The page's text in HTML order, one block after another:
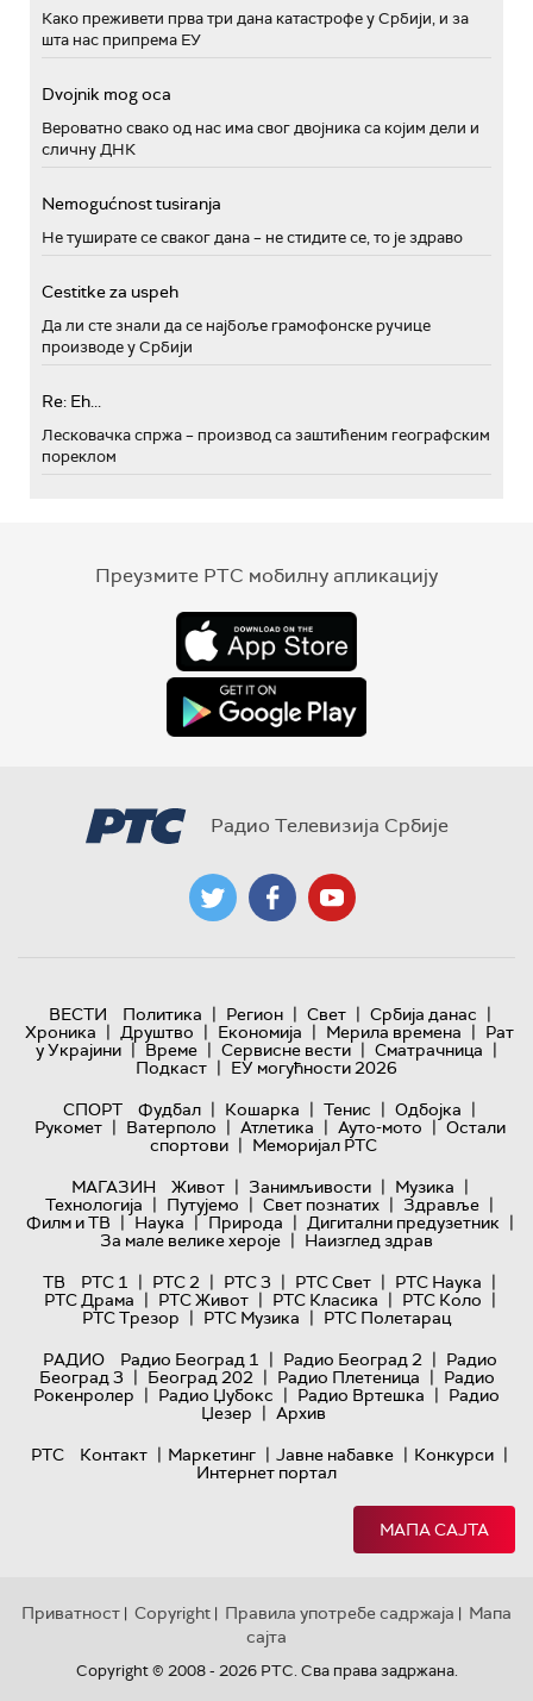
Како преживети прва три дана катастрофе у Србији, и за
шта нас припрема ЕУ
Dvojnik mog oca
Вероватно свако од нас има свог двојника са којим дели и
сличну ДНК
Nemogućnost tusiranja
Не туширате се сваког дана – не стидите се, то је здраво
Cestitke za uspeh
Да ли сте знали да се најбоље грамофонске ручице
производе у Србији
Re: Eh...
Лесковачка спржа – производ са заштићеним географским
пореклом
Преузмите РТС мобилну апликацију
Радио Телевизија Србије
ВЕСТИ Политика | Регион | Свет | Србија данас |
Хроника | Друштво | Економија | Мерила времена | Рат
у Украјини | Време | Сервисне вести | Сматрачница |
Подкаст | ЕУ могућности 2026
СПОРТ
Фудбал | Кошарка | Тенис | Одбојка |
Рукомет | Ватерполо | Атлетика | Ауто-мото | Остали
спортови | Меморијал РТС
МАГАЗИН
Живот | Занимљивости | Музика |
Технологијa | Путујемо | Свет познатих | Здравље |
Филм и ТВ | Наука | Природа | Дигитални предузетник |
За мале велике хероје | Наизглед здрав
ТВ
РТС 1 | РТС 2 | РТС 3 | РТС Свет | РТС Наука |
РТС Драма | РТС Живот | РТС Класика | РТС Коло |
РТС Трезор | РТС Музика | РТС Полетарац
РАДИО
Радио Београд 1 | Радио Београд 2 | Радио
Београд 3 | Београд 202 | Радио Плетеница | Радио
Рокенролер | Радио Џубокс | Радио Вртешка | Радио
Џезер | Архив
РТС
Контакт | Маркетинг | Јавне набавке | Конкурси |
Интернет портал
МАПА САЈТА
Приватност | Copyright | Правила употребе садржаја | Мапа
сајта
Copyright © 2008 - 2026 РТС. Сва права задржана.